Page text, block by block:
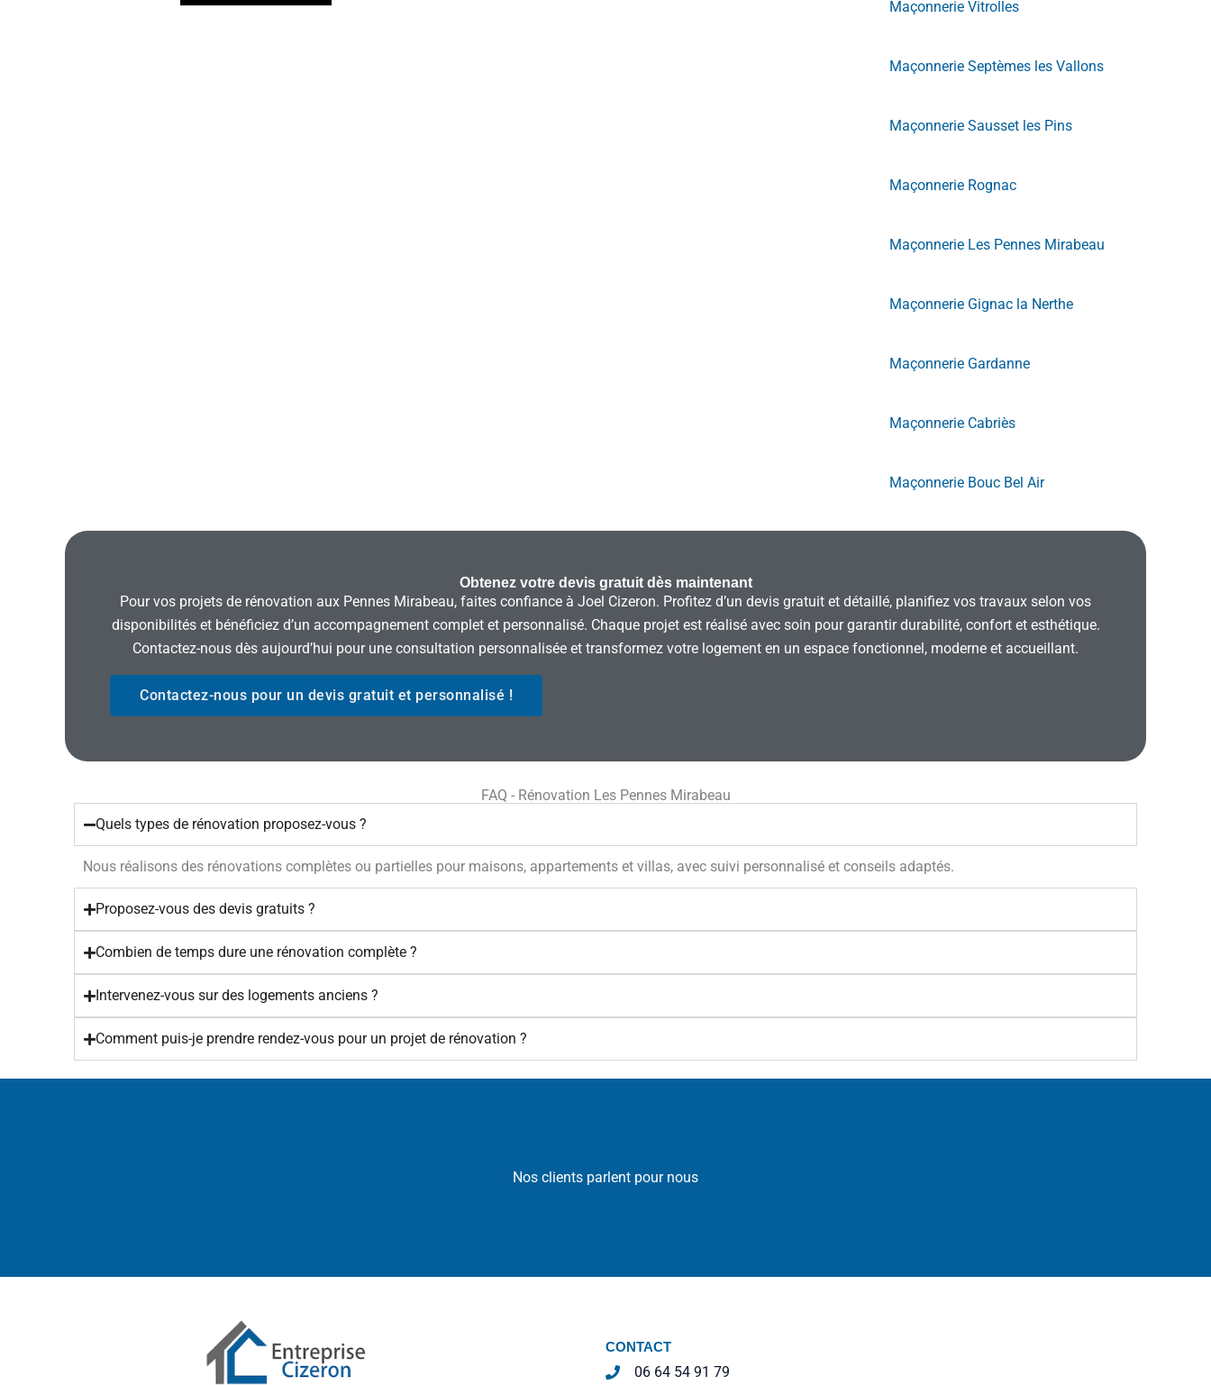
Maçonnerie Vitrolles
Maçonnerie Septèmes les Vallons
Maçonnerie Sausset les Pins
Maçonnerie Rognac
Maçonnerie Les Pennes Mirabeau
Maçonnerie Gignac la Nerthe
Maçonnerie Gardanne
Maçonnerie Cabriès
Maçonnerie Bouc Bel Air
Obtenez votre devis gratuit dès maintenant
Pour vos projets de rénovation aux Pennes Mirabeau, faites confiance à Joel Cizeron. Profitez d’un devis gratuit et détaillé, planifiez vos travaux selon vos
disponibilités et bénéficiez d’un accompagnement complet et personnalisé. Chaque projet est réalisé avec soin pour garantir durabilité, confort et esthétique.
Contactez-nous dès aujourd’hui pour une consultation personnalisée et transformez votre logement en un espace fonctionnel, moderne et accueillant.
Contactez-nous pour un devis gratuit et personnalisé !
FAQ - Rénovation Les Pennes Mirabeau
Quels types de rénovation proposez-vous ?
Nous réalisons des rénovations complètes ou partielles pour maisons, appartements et villas, avec suivi personnalisé et conseils adaptés.
Proposez-vous des devis gratuits ?
Combien de temps dure une rénovation complète ?
Intervenez-vous sur des logements anciens ?
Comment puis-je prendre rendez-vous pour un projet de rénovation ?
Nos clients parlent pour nous
CONTACT
06 64 54 91 79